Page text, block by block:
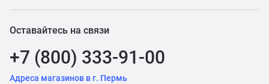
Оставайтесь на связи
+7 (800) 333-91-00
Адреса магазинов в г. Пермь